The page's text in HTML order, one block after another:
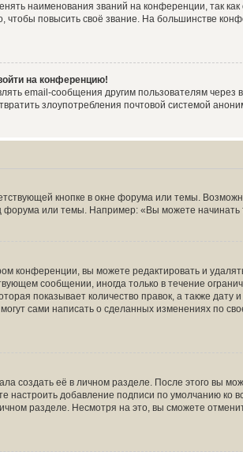
наименования званий на конференции, так
повысить своё звание. На большинстве
на конференцию!
email-сообщения другим пользователям
злоупотребления почтовой системой
кнопке в окне форума или темы.
форума или темы. Например: «Вы можете
конференции, вы можете редактировать и
сообщении, иногда только в течение
показывает количество правок, а также
сами написать о сделанных изменениях по
создать её в личном разделе. После этого вы
настроить добавление подписи по умолчанию
разделе. Несмотря на это, вы сможете